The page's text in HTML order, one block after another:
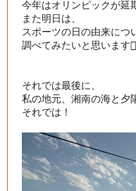
今年はオリンピックが延
また明日は、
スポーツの日の由来につ
調べてみたいと思います
それでは最後に、
私の地元、湘南の海と夕
それでは！